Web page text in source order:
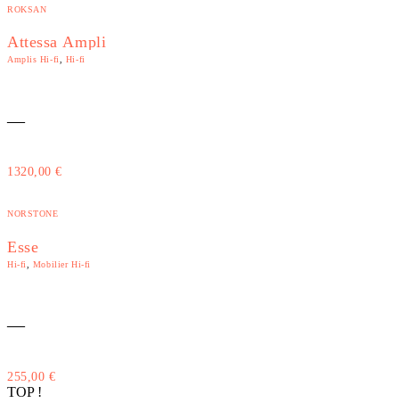
ROKSAN
Attessa Ampli
Amplis Hi-fi, Hi-fi
—
1320,00€
NORSTONE
Esse
Hi-fi Mobilier Hi-fi
—
255,00 €
TOP !